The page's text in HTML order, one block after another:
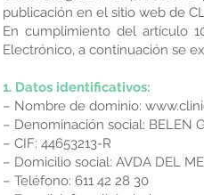
publicación en el sitio web de
En cumplimiento del artículo
Electrónico, a continuación se
1. Datos identificativos:
– Nombre de dominio:
– Denominación social: BELEN
– CIF: 44653213-R
– Domicilio social: AVDA DEL
– Teléfono: 611 42 28 30